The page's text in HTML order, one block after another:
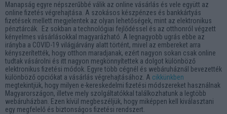
Manapság egyre népszerűbbé válik az online vásárlás és vele együtt az
online fizetés végrehajtása. A szokásos készpénzes és bankkártyás
fizetések mellett megjelentek az olyan lehetőségek, mint az elektronikus
pénztárcák. Ez sokban a technológiai fejlődéssel és az otthonról végzett
kényelmes vásárlásokkal magyarázható. A legnagyobb ugrás ebbe az
irányba a COVID-19 világjárvány alatt történt, mivel az embereket arra
kényszerítették, hogy otthon maradjanak, ezért nagyon sokan csak online
tudtak vásárolni és itt nagyon megkönnyítettek a dolgot különböző
elektronikus fizetési módok. Egyre több cégnél és webáruháznál bevezették
különböző opciókat a vásárlás végrehajtásához. A cikkünkben
megtekintjük, hogy milyen e-kereskedelmi fizetési módszereket használnak
Magyarországon, illetve mely szolgáltatókkal találkozhatunk a legtöbb
webáruházban. Ezen kívül megbeszéljük, hogy miképpen kell kiválasztani
egy megfelelő és biztonságos fizetési rendszert.